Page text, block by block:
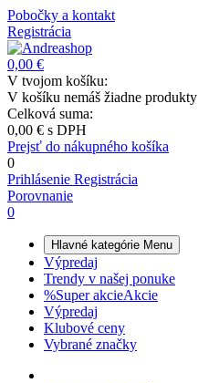
Pobočky a kontakt
Registrácia
0,00 €
V tvojom košíku:
V košíku nemáš žiadne produkty
Celková suma:
0,00 € s DPH
Prejsť do nákupného košíka
0
Prihlásenie Registrácia
Porovnanie
0
Hlavné kategórie Menu
Výpredaj
Trendy v našej ponuke
%Super akcieAkcie
Výpredaj
Klubové ceny
Vybrané značky